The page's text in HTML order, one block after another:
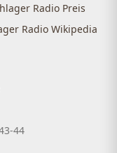
Radio Preis
Radio Wikipedia
44